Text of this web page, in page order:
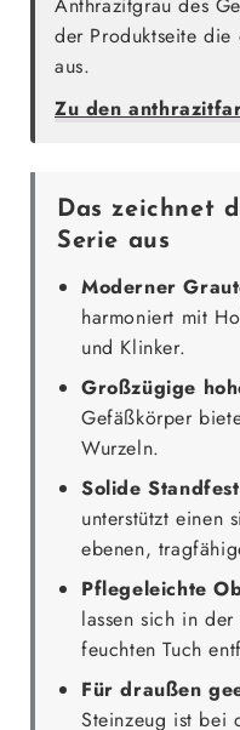
der Produktseite die
aus.
Zu den
Das zeichnet
Serie aus
Moderner
harmoniert mit
und Klinker.
Großzügige
Gefäßkörper
Wurzeln.
Solide
unterstützt einen
ebenen,
Pflegeleichte
lassen sich in
feuchten Tuch
Für draußen
Steinzeug ist bei